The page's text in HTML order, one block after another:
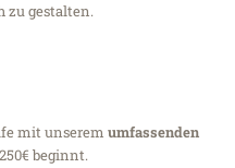
zu gestalten.
mit unserem umfassenden
beginnt.